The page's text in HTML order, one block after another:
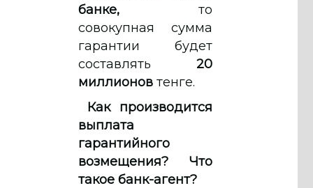
банке, то
совокупная сумма
гарантии будет
составлять 20
миллионов тенге.
Как производится
выплата
гарантийного
возмещения? Что
такое банк-агент?